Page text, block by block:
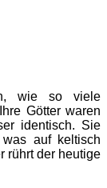
wie so viele
Götter waren
identisch. Sie
auf keltisch
rührt der heutige